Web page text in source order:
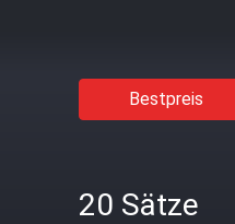
Bestpreis
20 Sätze